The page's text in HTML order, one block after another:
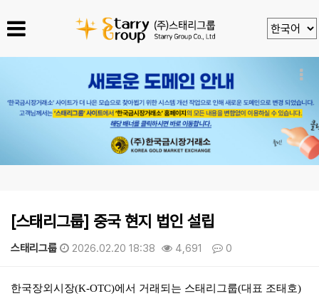
[스태리그룹] 중국 현지 법인 설립
스태리그룹 2026.02.20 18:38 4,691 0
본문
한국장외시장(K-OTC)에서 거래되는 스태리그룹(대표 조태호)